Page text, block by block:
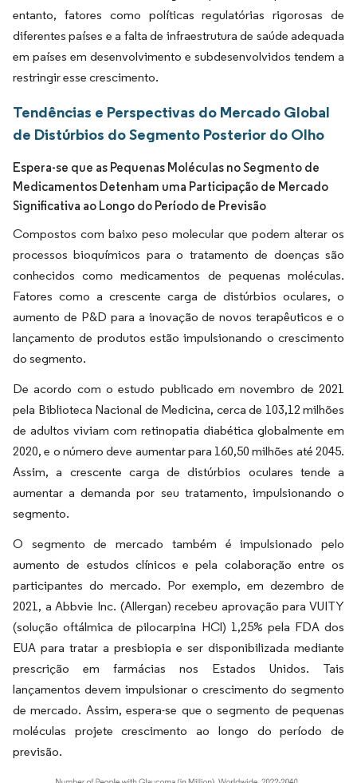
entanto, fatores como políticas regulatórias rigorosas de
diferentes países e a falta de infraestrutura de saúde adequada
em países em desenvolvimento e subdesenvolvidos tendem a
restringir esse crescimento.
Tendências e Perspectivas do Mercado Global
de Distúrbios do Segmento Posterior do Olho
Espera-se que as Pequenas Moléculas no Segmento de
Medicamentos Detenham uma Participação de Mercado
Significativa ao Longo do Período de Previsão
Compostos com baixo peso molecular que podem alterar os
processos bioquímicos para o tratamento de doenças são
conhecidos como medicamentos de pequenas moléculas.
Fatores como a crescente carga de distúrbios oculares, o
aumento de P&D para a inovação de novos terapêuticos e o
lançamento de produtos estão impulsionando o crescimento
do segmento.
De acordo com o estudo publicado em novembro de 2021
pela Biblioteca Nacional de Medicina, cerca de 103,12 milhões
de adultos viviam com retinopatia diabética globalmente em
2020, e o número deve aumentar para 160,50 milhões até 2045.
Assim, a crescente carga de distúrbios oculares tende a
aumentar a demanda por seu tratamento, impulsionando o
segmento.
O segmento de mercado também é impulsionado pelo
aumento de estudos clínicos e pela colaboração entre os
participantes do mercado. Por exemplo, em dezembro de
2021, a Abbvie Inc. (Allergan) recebeu aprovação para VUITY
(solução oftálmica de pilocarpina HCl) 1,25% pela FDA dos
EUA para tratar a presbiopia e ser disponibilizada mediante
prescrição em farmácias nos Estados Unidos. Tais
lançamentos devem impulsionar o crescimento do segmento
de mercado. Assim, espera-se que o segmento de pequenas
moléculas projete crescimento ao longo do período de
previsão.